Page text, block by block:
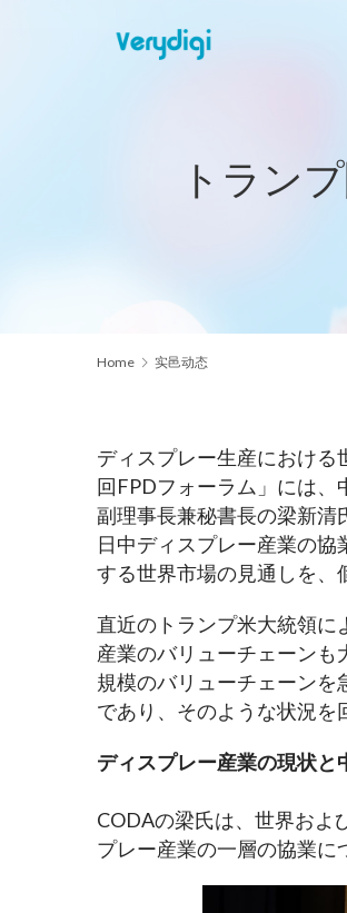
トラン
Home 实邑动态
ディスプレー生産におけ
回FPDフォーラム」には
副理事長兼秘書長の梁新清
日中ディスプレー産業の
する世界市場の見通しを、
直近のトランプ米大統領
産業のバリューチェーン
規模のバリューチェーン
であり、そのような状況
ディスプレー産業の現状と
CODAの梁氏は、世界およ
プレー産業の一層の協業に